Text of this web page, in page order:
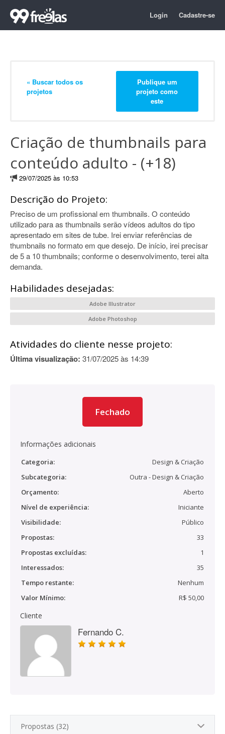
Login Cadastre-se
« Buscar todos os
projetos
Publique um
projeto como
este
Criação de thumbnails para
conteúdo adulto - (+18)
29/07/2025 às 10:53
Descrição do Projeto:
Preciso de um profissional em thumbnails. O conteúdo
utilizado para as thumbnails serão vídeos adultos do tipo
apresentado em sites de tube. Irei enviar referências de
thumbnails no formato em que desejo. De início, irei precisar
de 5 a 10 thumbnails; conforme o desenvolvimento, terei alta
demanda.
Habilidades desejadas:
Adobe Illustrator
Adobe Photoshop
Atividades do cliente nesse projeto:
Última visualização: 31/07/2025 às 14:39
Fechado
Informações adicionais
Categoria:
Design & Criação
Subcategoria:
Outra - Design & Criação
Orçamento:
Aberto
Nível de experiência:
Iniciante
Visibilidade:
Público
Propostas:
33
Propostas excluídas:
1
Interessados:
35
Tempo restante:
Nenhum
Valor Mínimo:
R$ 50,00
Cliente
Fernando C.
Propostas (32)